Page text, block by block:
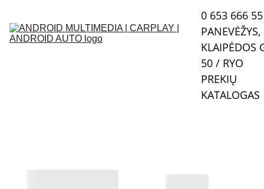
0 653 666 55
PANEVĖŽYS,
KLAIPĖDOS
50 / RYO
PREKIŲ
KATALOGAS